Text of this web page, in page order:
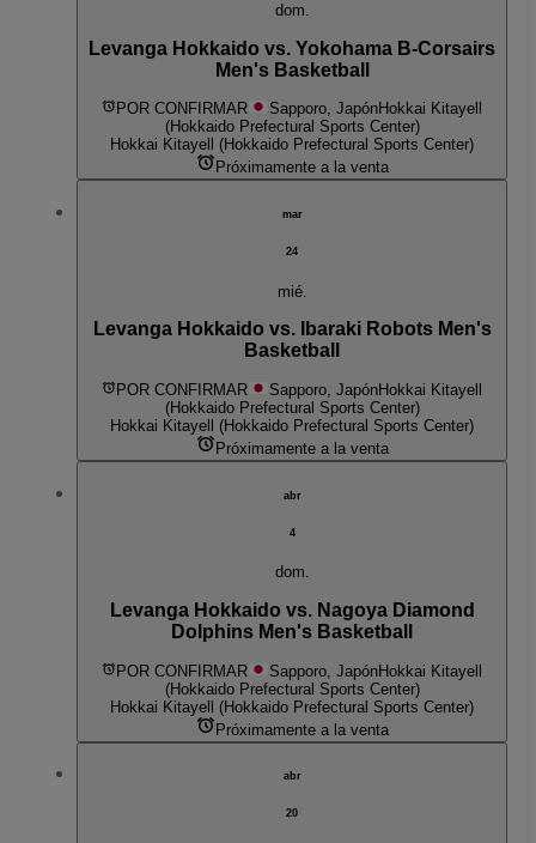
dom.
Levanga Hokkaido vs. Yokohama B-Corsairs
Men's Basketball
POR CONFIRMAR Sapporo, JapónHokkai Kitayell
(Hokkaido Prefectural Sports Center)
Hokkai Kitayell (Hokkaido Prefectural Sports Center)
Próximamente a la venta
mar
24
mié.
Levanga Hokkaido vs. Ibaraki Robots Men's
Basketball
POR CONFIRMAR Sapporo, JapónHokkai Kitayell
(Hokkaido Prefectural Sports Center)
Hokkai Kitayell (Hokkaido Prefectural Sports Center)
Próximamente a la venta
abr
4
dom.
Levanga Hokkaido vs. Nagoya Diamond
Dolphins Men's Basketball
POR CONFIRMAR Sapporo, JapónHokkai Kitayell
(Hokkaido Prefectural Sports Center)
Hokkai Kitayell (Hokkaido Prefectural Sports Center)
Próximamente a la venta
abr
20